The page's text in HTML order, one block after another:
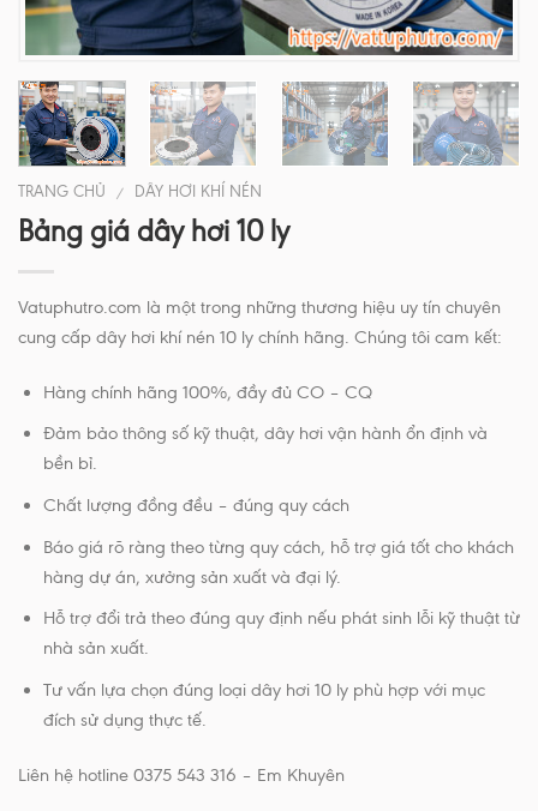
TRANG CHỦ / DÂY HƠI KHÍ NÉN
Bảng giá dây hơi 10 ly
Vatuphutro.com là một trong những thương hiệu uy tín chuyên
cung cấp dây hơi khí nén 10 ly chính hãng. Chúng tôi cam kết:
Hàng chính hãng 100%, đầy đủ CO – CQ
Đảm bảo thông số kỹ thuật, dây hơi vận hành ổn định và
bền bỉ.
Chất lượng đồng đều – đúng quy cách
Báo giá rõ ràng theo từng quy cách, hỗ trợ giá tốt cho khách
hàng dự án, xưởng sản xuất và đại lý.
Hỗ trợ đổi trả theo đúng quy định nếu phát sinh lỗi kỹ thuật từ
nhà sản xuất.
Tư vấn lựa chọn đúng loại dây hơi 10 ly phù hợp với mục
đích sử dụng thực tế.
Liên hệ hotline 0375 543 316 – Em Khuyên